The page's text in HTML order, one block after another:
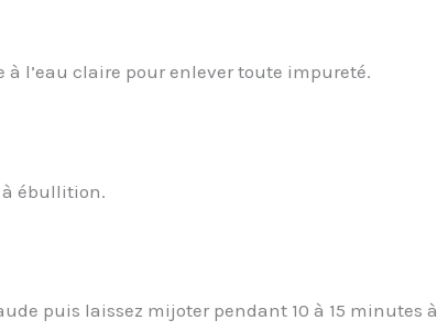
l’eau claire pour enlever toute impureté.
à ébullition.
puis laissez mijoter pendant 10 à 15 minutes à